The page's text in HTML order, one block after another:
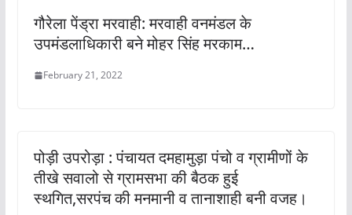
गौरेला पेंड्रा मरवाही: मरवाही वनमंडल के
उपमंडलाधिकारी बने मोहर सिंह मरकाम…
February 21, 2022
पोड़ी उपरोड़ा : पंचायत दमहामुड़ा पंचो व ग्रामीणों के
तीखे सवालो से ग्रामसभा की बैठक हुई
स्थगित,सरपंच की मनमानी व तानाशाही बनी वजह।